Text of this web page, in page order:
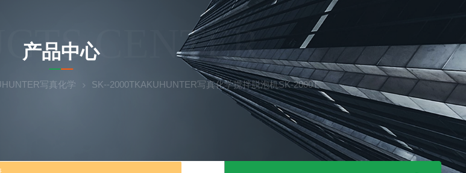
CENTER
产品中心
写真化学 SK--2000TKAKUHUNTER写真化学搅拌脱泡机SK-2000T